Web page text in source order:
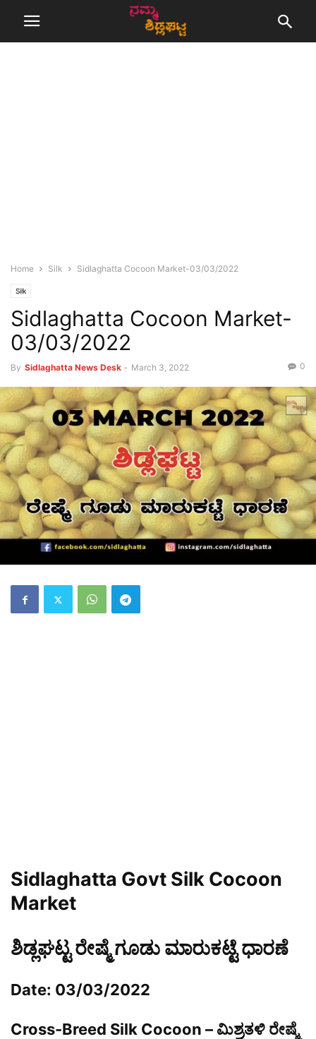
Home Silk Sidlaghatta Cocoon Market-03/03/2022
Silk
Sidlaghatta Cocoon Market-
03/03/2022
By Sidlaghatta News Desk - March 3, 2022 0
Sidlaghatta Govt Silk Cocoon
Market
ಶಿಡ್ಲಘಟ್ಟ ರೇಷ್ಮೆ ಗೂಡು ಮಾರುಕಟ್ಟೆ ಧಾರಣೆ
Date: 03/03/2022
Cross-Breed Silk Cocoon – ಮಿಶ್ರತಳಿ ರೇಷ್ಮೆ